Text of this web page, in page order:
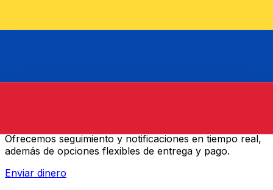
Ofrecemos seguimiento y notificaciones en tiempo real,
además de opciones flexibles de entrega y pago.
Enviar dinero